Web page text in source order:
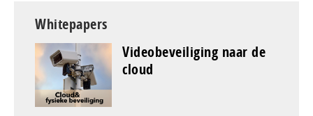
Whitepapers
Videobeveiliging naar de
cloud